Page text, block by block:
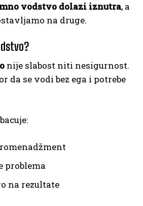
vodstvo dolazi iznutra, a
na druge.
nije slabost niti nesigurnost.
da se vodi bez ega i potrebe
problema
na rezultate